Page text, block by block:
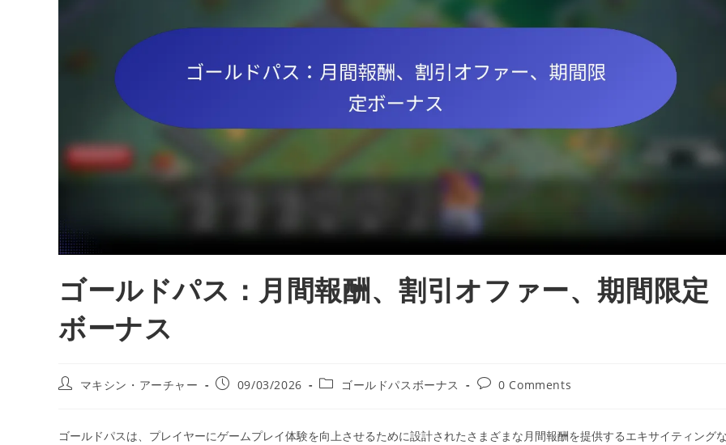
ゴールドパス：月間報酬、割引オファー、期間限定
ボーナス
Postマキシン・アーチャー
Post09/03/2026
Postゴールドパスボーナス
Post0 Comments
ゴールドパスは、プレイヤーにゲームプレイ体験を向上させるために設計されたさまざまな月間報酬を提供するエキサイティングな